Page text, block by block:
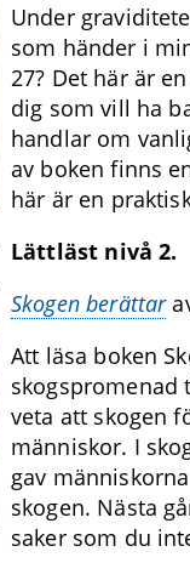
Under
som händer i
27? Det här är
dig som vill ha
handlar om
av boken finns
här är en
Lättläst nivå 2.
Skogen berättar
Att läsa boken
skogspromenad
veta att skogen
människor. I
gav
skogen. Nästa
saker som du